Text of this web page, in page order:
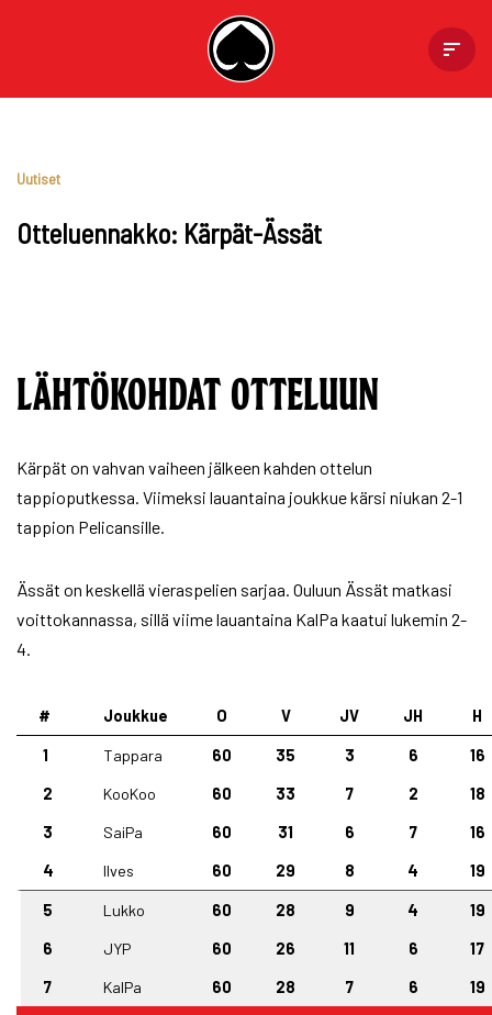
Otteluennakko: Kärpät-Ässät
Uutiset
LÄHTÖKOHDAT OTTELUUN
Kärpät on vahvan vaiheen jälkeen kahden ottelun
tappioputkessa. Viimeksi lauantaina joukkue kärsi niukan 2-1
tappion Pelicansille.
Ässät on keskellä vieraspelien sarjaa. Ouluun Ässät matkasi
voittokannassa, sillä viime lauantaina KalPa kaatui lukemin 2-
4.
# Joukkue O V JV JH H
1 Tappara 60 35 3 6 16
2 KooKoo 60 33 7 2 18
3 SaiPa 60 31 6 7 16
4 Ilves 60 29 8 4 19
5 Lukko 60 28 9 4 19
6 JYP 60 26 11 6 17
7 KalPa 60 28 7 6 19